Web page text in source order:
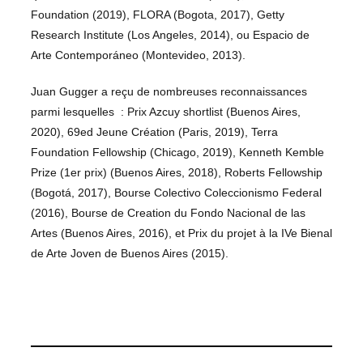
Foundation (2019), FLORA (Bogota, 2017), Getty
Research Institute (Los Angeles, 2014), ou Espacio de
Arte Contemporáneo (Montevideo, 2013).
Juan Gugger a reçu de nombreuses reconnaissances
parmi lesquelles : Prix Azcuy shortlist (Buenos Aires,
2020), 69ed Jeune Création (Paris, 2019), Terra
Foundation Fellowship (Chicago, 2019), Kenneth Kemble
Prize (1er prix) (Buenos Aires, 2018), Roberts Fellowship
(Bogotá, 2017), Bourse Colectivo Coleccionismo Federal
(2016), Bourse de Creation du Fondo Nacional de las
Artes (Buenos Aires, 2016), et Prix du projet à la IVe Bienal
de Arte Joven de Buenos Aires (2015).